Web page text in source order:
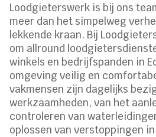
Loodgieterswerk is bij ons
meer dan het simpelweg
lekkende kraan. Bij
om allround
winkels en bedrijfspanden in
omgeving veilig en
vakmensen zijn dagelijks
werkzaamheden, van het
controleren van
oplossen van verstoppingen